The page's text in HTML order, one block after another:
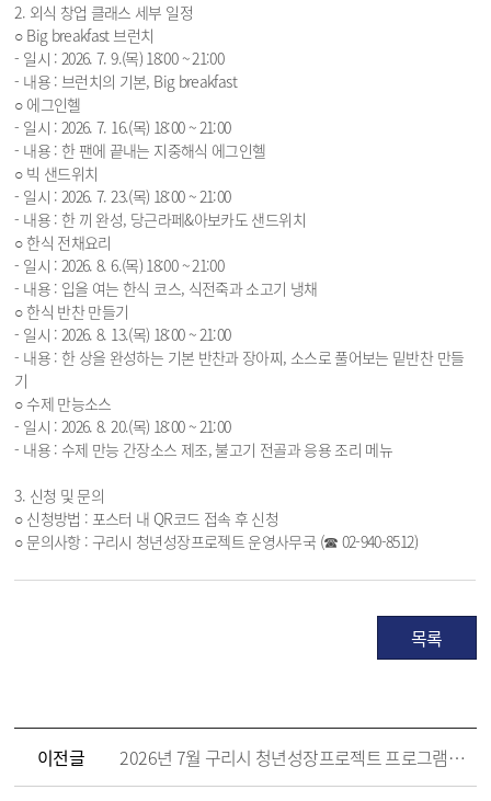
2. 외식 창업 클래스 세부 일정
○ Big breakfast 브런치
- 일시 : 2026. 7. 9.(목) 18:00 ~ 21:00
- 내용 : 브런치의 기본, Big breakfast
○ 에그인헬
- 일시 : 2026. 7. 16.(목) 18:00 ~ 21:00
- 내용 : 한 팬에 끝내는 지중해식 에그인헬
○ 빅 샌드위치
- 일시 : 2026. 7. 23.(목) 18:00 ~ 21:00
- 내용 : 한 끼 완성, 당근라페&아보카도 샌드위치
○ 한식 전채요리
- 일시 : 2026. 8. 6.(목) 18:00 ~ 21:00
- 내용 : 입을 여는 한식 코스, 식전죽과 소고기 냉채
○ 한식 반찬 만들기
- 일시 : 2026. 8. 13.(목) 18:00 ~ 21:00
- 내용 : 한 상을 완성하는 기본 반찬과 장아찌, 소스로 풀어보는 밑반찬 만들
기
○ 수제 만능소스
- 일시 : 2026. 8. 20.(목) 18:00 ~ 21:00
- 내용 : 수제 만능 간장소스 제조, 불고기 전골과 응용 조리 메뉴
3. 신청 및 문의
○ 신청방법 : 포스터 내 QR코드 접속 후 신청
○ 문의사항 : 구리시 청년성장프로젝트 운영사무국 (☎ 02-940-8512)
목록
이전글 2026년 7월 구리시 청년성장프로젝트 프로그램 참여자 모집